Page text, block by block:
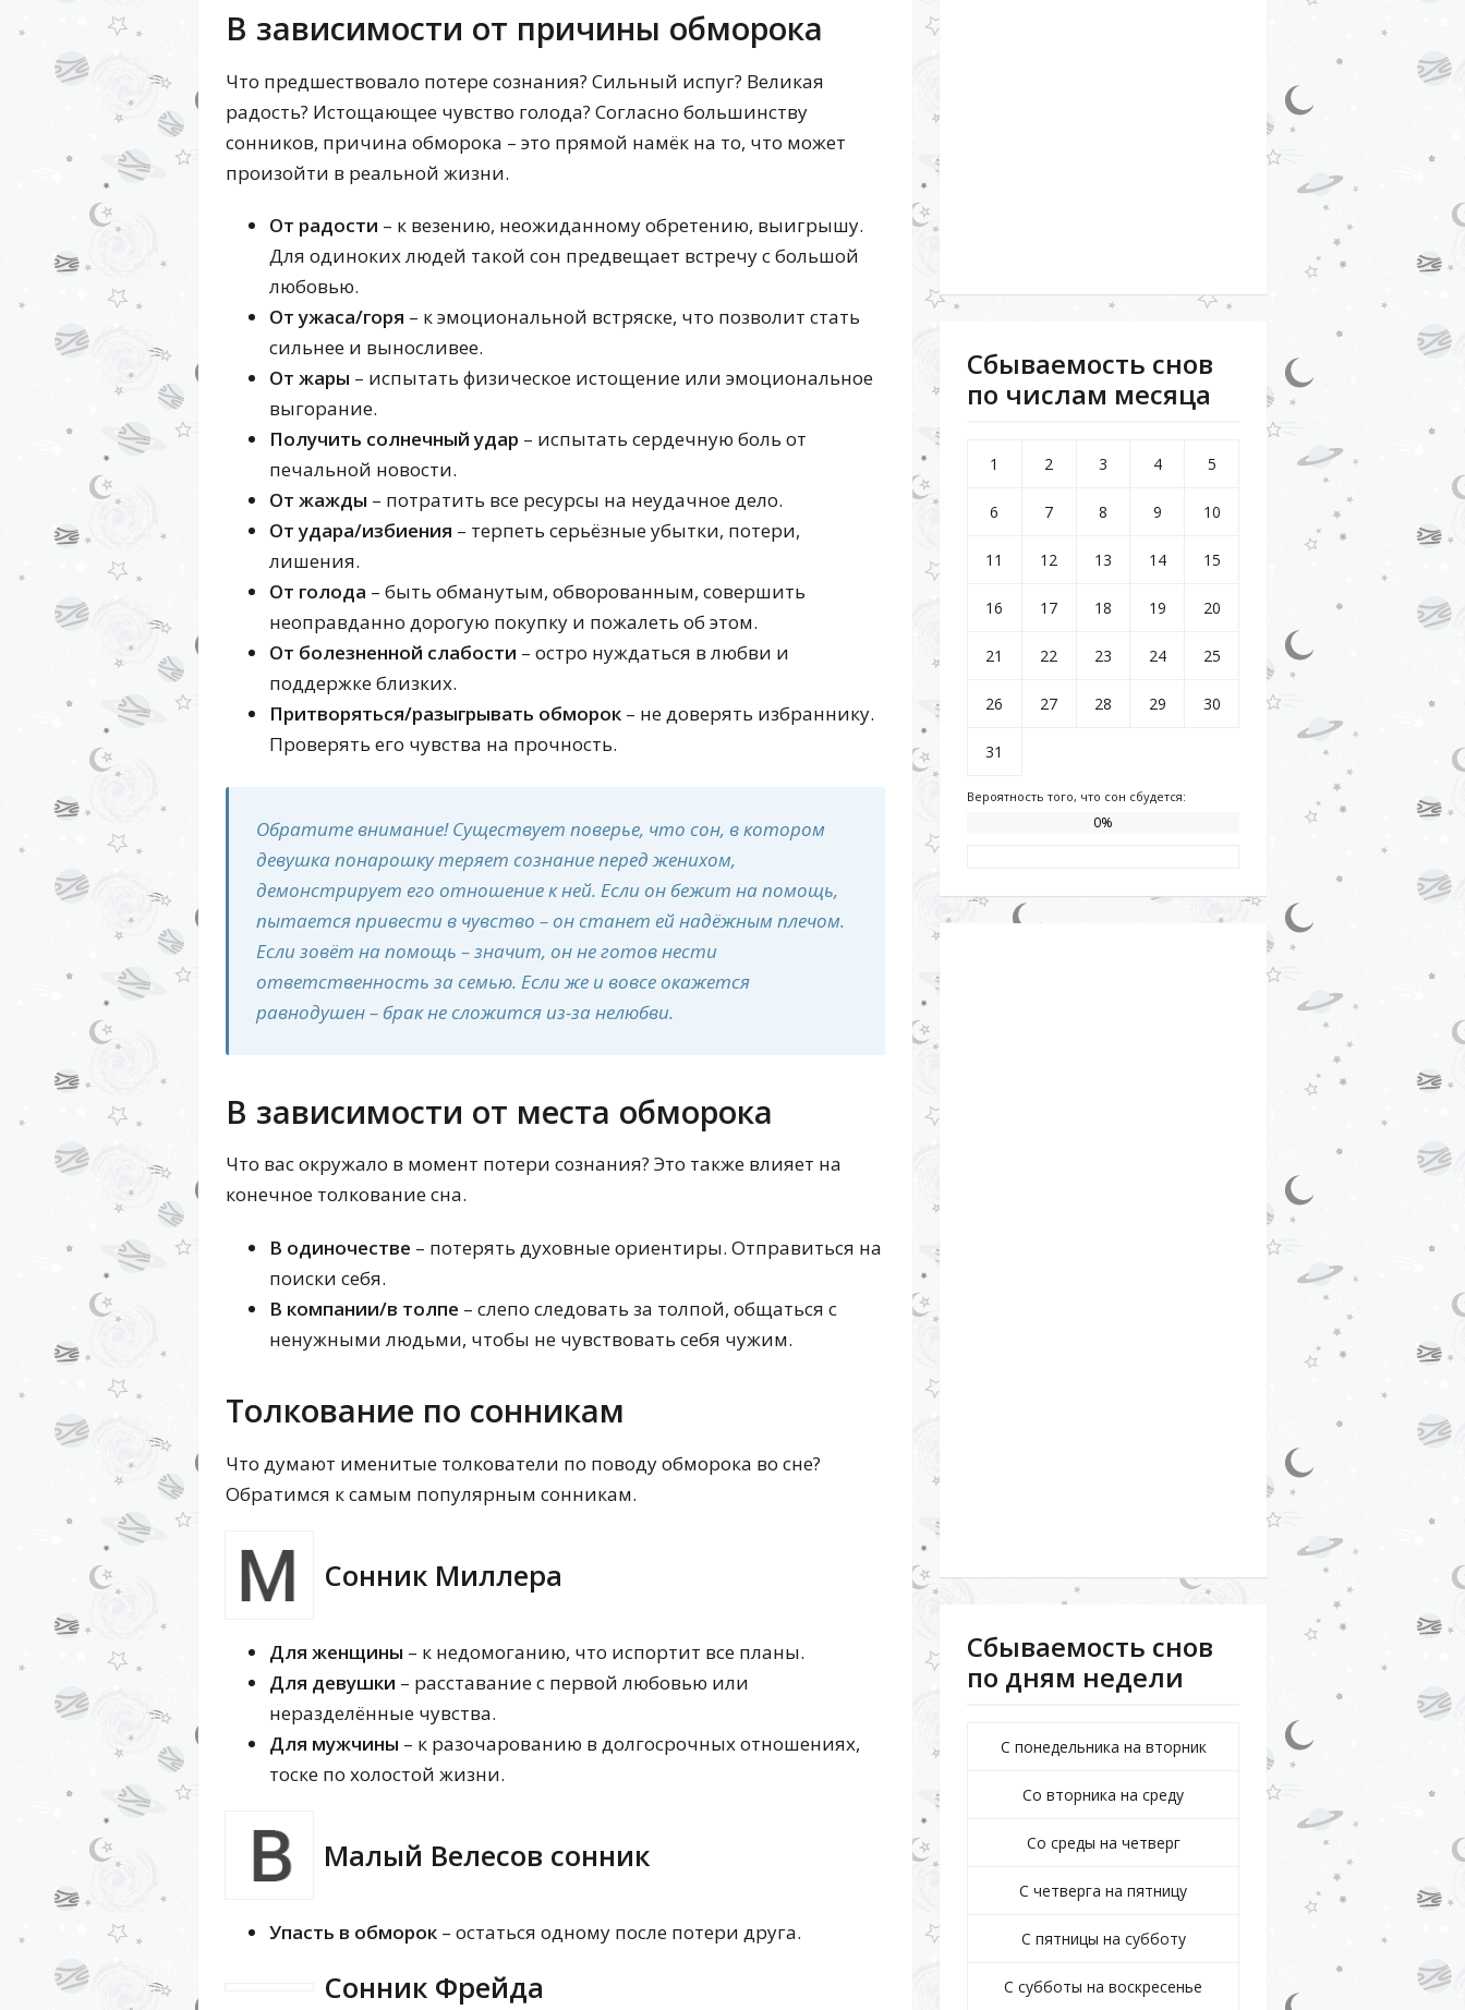
В зависимости от причины обморока
Что предшествовало потере сознания? Сильный испуг? Великая
радость? Истощающее чувство голода? Согласно большинству
сонников, причина обморока – это прямой намёк на то, что может
произойти в реальной жизни.
От радости – к везению, неожиданному обретению, выигрышу.
Для одиноких людей такой сон предвещает встречу с большой
любовью.
От ужаса/горя – к эмоциональной встряске, что позволит стать
сильнее и выносливее.
От жары – испытать физическое истощение или эмоциональное
выгорание.
Получить солнечный удар – испытать сердечную боль от
печальной новости.
От жажды – потратить все ресурсы на неудачное дело.
От удара/избиения – терпеть серьёзные убытки, потери,
лишения.
От голода – быть обманутым, обворованным, совершить
неоправданно дорогую покупку и пожалеть об этом.
От болезненной слабости – остро нуждаться в любви и
поддержке близких.
Притворяться/разыгрывать обморок – не доверять избраннику.
Проверять его чувства на прочность.
Обратите внимание! Существует поверье, что сон, в котором
девушка понарошку теряет сознание перед женихом,
демонстрирует его отношение к ней. Если он бежит на помощь,
пытается привести в чувство – он станет ей надёжным плечом.
Если зовёт на помощь – значит, он не готов нести
ответственность за семью. Если же и вовсе окажется
равнодушен – брак не сложится из-за нелюбви.
В зависимости от места обморока
Что вас окружало в момент потери сознания? Это также влияет на
конечное толкование сна.
В одиночестве – потерять духовные ориентиры. Отправиться на
поиски себя.
В компании/в толпе – слепо следовать за толпой, общаться с
ненужными людьми, чтобы не чувствовать себя чужим.
Толкование по сонникам
Что думают именитые толкователи по поводу обморока во сне?
Обратимся к самым популярным сонникам.
Сонник Миллера
Для женщины – к недомоганию, что испортит все планы.
Для девушки – расставание с первой любовью или
неразделённые чувства.
Для мужчины – к разочарованию в долгосрочных отношениях,
тоске по холостой жизни.
Малый Велесов сонник
Упасть в обморок – остаться одному после потери друга.
Сонник Фрейда
Сбываемость снов
по числам месяца
1 2 3 4 5
6 7 8 9 10
11 12 13 14 15
16 17 18 19 20
21 22 23 24 25
26 27 28 29 30
31
Вероятность того, что сон сбудется:
0%
Сбываемость снов
по дням недели
С понедельника на вторник
Со вторника на среду
Со среды на четверг
С четверга на пятницу
С пятницы на субботу
С субботы на воскресенье